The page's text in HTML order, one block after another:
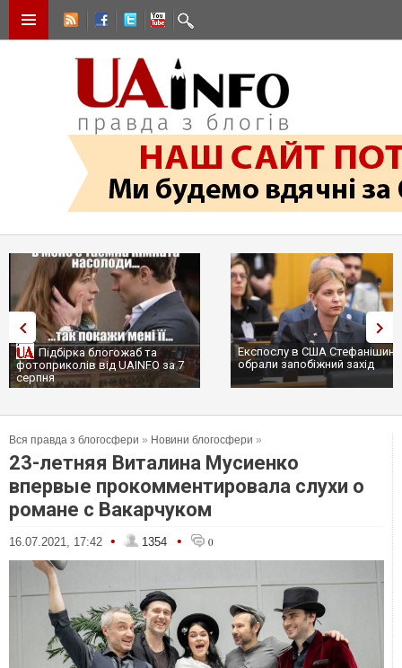
Підбірка блогожаб та
фотоприколів від UAINFO за 7
серпня
Експослу в США
обрали запобіжний захід
Вся правда з блогосфери » Новини блогосфери »
23-летняя Виталина Мусиенко
впервые прокомментировала слухи о
романе с Вакарчуком
16.07.2021, 17:42 • 1354 • 0